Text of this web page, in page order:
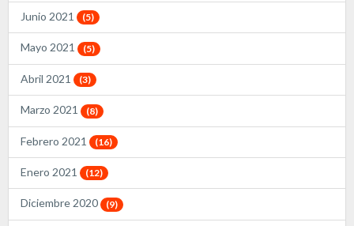
Junio 2021 (5)
Mayo 2021 (5)
Abril 2021 (3)
Marzo 2021 (8)
Febrero 2021 (16)
Enero 2021 (12)
Diciembre 2020 (9)